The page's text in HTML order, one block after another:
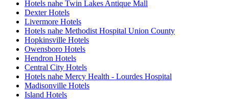
Hotels nahe Twin Lakes Antique Mall
Dexter Hotels
Livermore Hotels
Hotels nahe Methodist Hospital Union County
Hopkinsville Hotels
Owensboro Hotels
Hendron Hotels
Central City Hotels
Hotels nahe Mercy Health - Lourdes Hospital
Madisonville Hotels
Island Hotels